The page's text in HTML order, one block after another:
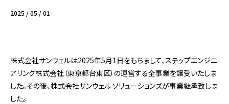
2025 / 05 / 01
株式会社サンウェルは2025年5月1日をもちまして、ステップエンジニ
アリング株式会社（東京都台東区）の運営する全事業を譲受いたしま
した。その後、株式会社サンウェル ソリューションズが事業継承致しま
した。